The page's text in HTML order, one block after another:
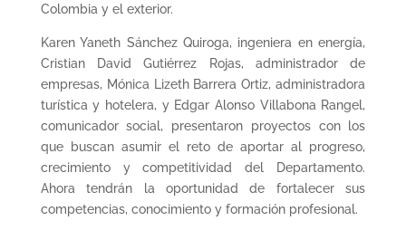
Colombia y el exterior.
Karen Yaneth Sánchez Quiroga, ingeniera en energía,
Cristian David Gutiérrez Rojas, administrador de
empresas, Mónica Lizeth Barrera Ortiz, administradora
turística y hotelera, y Edgar Alonso Villabona Rangel,
comunicador social, presentaron proyectos con los
que buscan asumir el reto de aportar al progreso,
crecimiento y competitividad del Departamento.
Ahora tendrán la oportunidad de fortalecer sus
competencias, conocimiento y formación profesional.